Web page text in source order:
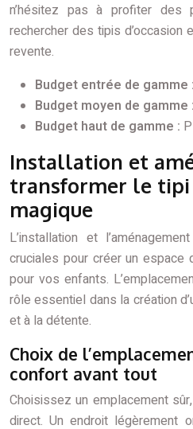
n’hésitez pas à profiter
rechercher des tipis
revente.
Budget entrée de gamme :
Budget moyen de gamme :
Budget haut de gamme :
Installation et
transformer le tipi
magique
L’installation et
cruciales pour créer un
pour vos enfants.
rôle essentiel dans la création
et à la détente.
Choix de
confort avant tout
Choisissez un emplacement
direct. Un endroit légèrement